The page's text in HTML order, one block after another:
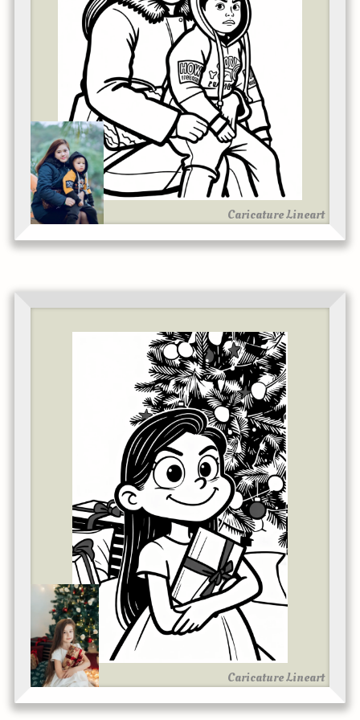
Caricature Lineart
Caricature Lineart